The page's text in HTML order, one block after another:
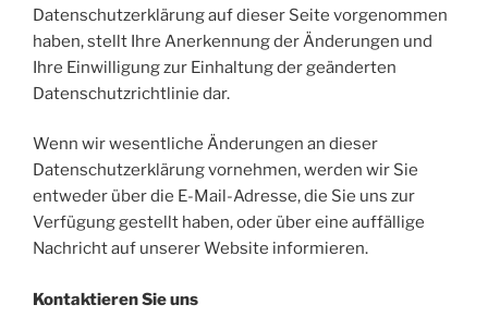
Datenschutzerklärung auf dieser Seite vorgenommen
haben, stellt Ihre Anerkennung der Änderungen und
Ihre Einwilligung zur Einhaltung der geänderten
Datenschutzrichtlinie dar.
Wenn wir wesentliche Änderungen an dieser
Datenschutzerklärung vornehmen, werden wir Sie
entweder über die E-Mail-Adresse, die Sie uns zur
Verfügung gestellt haben, oder über eine auffällige
Nachricht auf unserer Website informieren.
Kontaktieren Sie uns